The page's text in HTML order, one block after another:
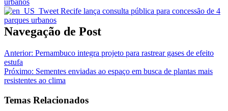
Navegação de Post
Anterior: Pernambuco integra projeto para rastrear gases de efeito
estufa
Próximo: Sementes enviadas ao espaço em busca de plantas mais
resistentes ao clima
Temas Relacionados